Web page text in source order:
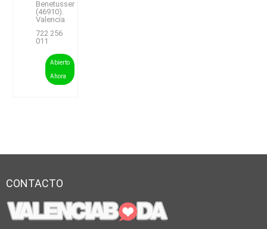
Benetusser
(46910).
Valencia
722 256
011
Abierto
Ahora
CONTACTO